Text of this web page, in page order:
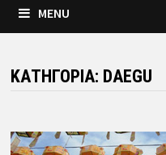
MENU
ΚΑΤΗΓΟΡΊΑ: DAEGU